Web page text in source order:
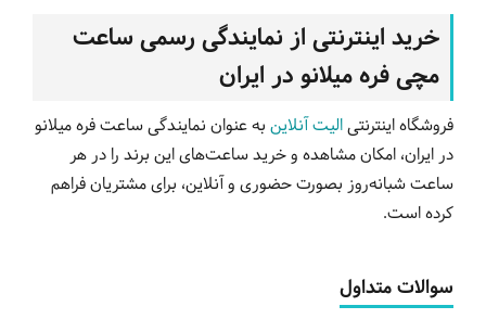
خرید اینترنتی از نمایندگی رسمی ساعت
مچی فره میلانو در ایران
فروشگاه اینترنتیالیت آنلاین به عنوان نمایندگی ساعت فره میلانو
در ایران، امکان مشاهده و خرید ساعت‌های این برند را در هر
ساعت شبانه‌روز بصورت حضوری و آنلاین، برای مشتریان فراهم
کرده است.
سوالات متداول